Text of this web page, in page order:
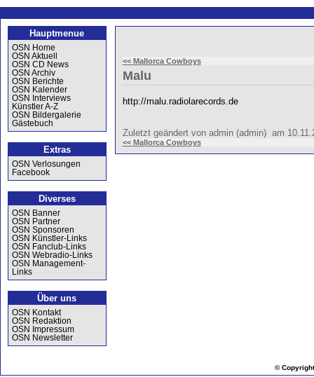
Hauptmenue
OSN Home
OSN Aktuell
OSN CD News
OSN Archiv
OSN Berichte
OSN Kalender
OSN Interviews
Künstler A-Z
OSN Bildergalerie
Gästebuch
Extras
OSN Verlosungen
Facebook
Diverses
OSN Banner
OSN Partner
OSN Sponsoren
OSN Künstler-Links
OSN Fanclub-Links
OSN Webradio-Links
OSN Management-
Links
Über uns
OSN Kontakt
OSN Redaktion
OSN Impressum
OSN Newsletter
<< Mallorca Cowboys
Malu
http://malu.radiolarecords.de
Zuletzt geändert von admin (admin) am
<< Mallorca Cowboys
©